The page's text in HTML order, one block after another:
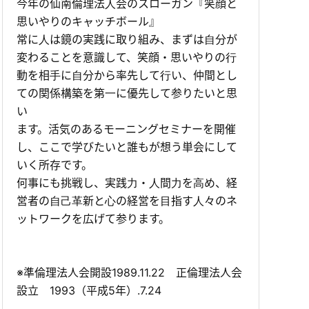
今年の仙南倫理法⼈会のスローガン『笑顔と
思いやりのキャッチボール』
常に⼈は鏡の実践に取り組み、まずは⾃分が
変わることを意識して、笑顔・思いやりの⾏
動を相⼿に⾃分から率先して⾏い、仲間とし
ての関係構築を第⼀に優先して参りたいと思
い
ます。活気のあるモーニングセミナーを開催
し、ここで学びたいと誰もが想う単会にして
いく所存です。
何事にも挑戦し、実践⼒・⼈間⼒を⾼め、経
営者の⾃⼰⾰新と⼼の経営を⽬指す⼈々のネ
ットワークを広げて参ります。
※準倫理法人会開設1989.11.22 正倫理法人会
設立 1993（平成5年）.7.24